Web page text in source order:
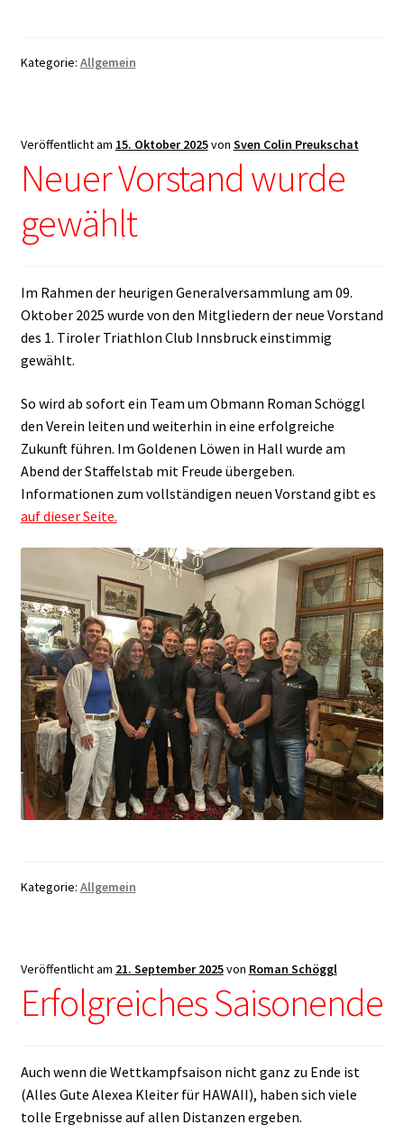
Kategorie: Allgemein
Veröffentlicht am 15. Oktober 2025von Sven Colin Preukschat
Neuer Vorstand wurde
gewählt
Im Rahmen der heurigen Generalversammlung am 09.
Oktober 2025 wurde von den Mitgliedern der neue Vorstand
des 1. Tiroler Triathlon Club Innsbruck einstimmig
gewählt.
So wird ab sofort ein Team um Obmann Roman Schöggl
den Verein leiten und weiterhin in eine erfolgreiche
Zukunft führen. Im Goldenen Löwen in Hall wurde am
Abend der Staffelstab mit Freude übergeben.
Informationen zum vollständigen neuen Vorstand gibt es
auf dieser Seite.
Kategorie: Allgemein
Veröffentlicht am 21. September 2025von Roman Schöggl
Erfolgreiches Saisonende
Auch wenn die Wettkampfsaison nicht ganz zu Ende ist
(Alles Gute Alexea Kleiter für HAWAII), haben sich viele
tolle Ergebnisse auf allen Distanzen ergeben.